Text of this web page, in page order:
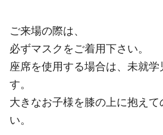
ご来場の際は、
必ずマスクをご着用下さい。
座席を使用する場合は、未就
す。
大きなお子様を膝の上に抱えて
い。